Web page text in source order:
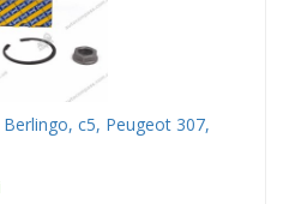
Berlingo, c5, Peugeot 307,